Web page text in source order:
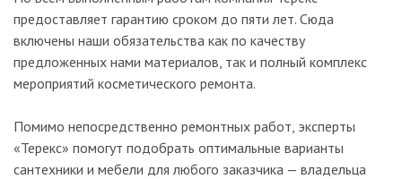
предоставляет гарантию сроком до пяти лет. Сюда
включены наши обязательства как по качеству
предложенных нами материалов, так и полный комплекс
мероприятий косметического ремонта.
Помимо непосредственно ремонтных работ, эксперты
«Терекс» помогут подобрать оптимальные варианты
сантехники и мебели для любого заказчика — владельца